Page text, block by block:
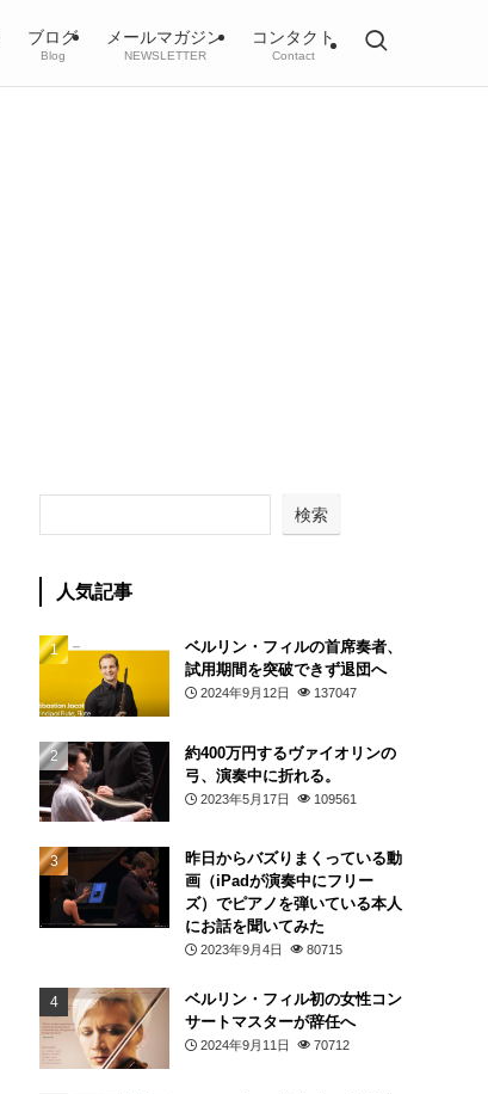
ブログ
Blog
メールマガジン
NEWSLETTER
コンタクト
Contact
検索
人気記事
ベルリン・フィルの首席奏者、
試用期間を突破できず退団へ
2024年9月12日 137047
約400万円するヴァイオリンの
弓、演奏中に折れる。
2023年5月17日 109561
昨日からバズりまくっている動
画（iPadが演奏中にフリー
ズ）でピアノを弾いている本人
にお話を聞いてみた
2023年9月4日 80715
ベルリン・フィル初の女性コン
サートマスターが辞任へ
2024年9月11日 70712